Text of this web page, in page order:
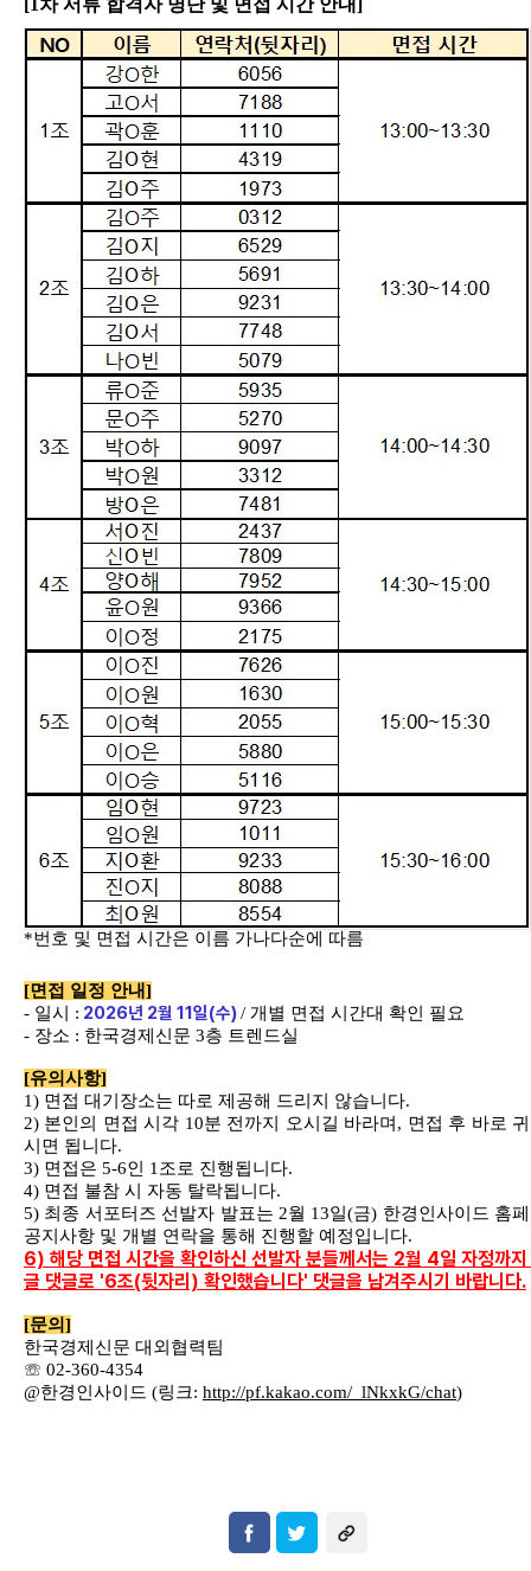
[1차 서류 합격자 명단 및 면접 시간 안내]
*번호 및 면접 시간은 이름 가나다순에 따름
[면접 일정 안내]
- 일시 : 2026년 2월 11 일(수)/ 개별 면접 시간대 확인 필요
- 장소 : 한국경제신문 3층 트렌드실
[유의사항]
1) 면접 대기장소는 따로 제공해 드리지 않습니다.
2) 본인의 면접 시각 10분 전까지 오시길 바라며 , 면접 후 바로
시면 됩니다.
3) 면접은 5-6인 1조로 진행됩니다.
4) 면접 불참 시 자동 탈락됩니다.
5) 최종 서포터즈 선발자 발표는 2월 13일(금) 한경인사이드 홈
공지사항 및 개별 연락을 통해 진행할 예정입니다.
6) 해당 면접 시간을 확인하신 선발자 분들께서는 2월 4일 자정까지
글 댓글로 '6조(뒷자리) 확인했습니다' 댓글을 남겨주시기 바랍니다.
[문의]
한국경제신문 대외협력팀
☏ 02-360-4354
@한경인사이드 (링크: http://pf.kakao.com/_lNkxkG/chat)